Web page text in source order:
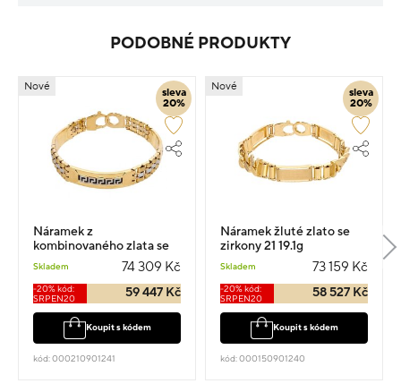
PODOBNÉ PRODUKTY
sleva
20%
Nové
Náramek z
kombinovaného zlata se
vzorem vel.21 19.4g
Skladem 74 309 Kč
-20% kód:
SRPEN20
59 447 Kč
Koupit s kódem
kód: 000210901241
sleva
20%
Nové
Náramek žluté zlato se
zirkony 21 19.1g
Skladem 73 159 Kč
-20% kód:
SRPEN20
58 527 Kč
Koupit s kódem
kód: 000150901240